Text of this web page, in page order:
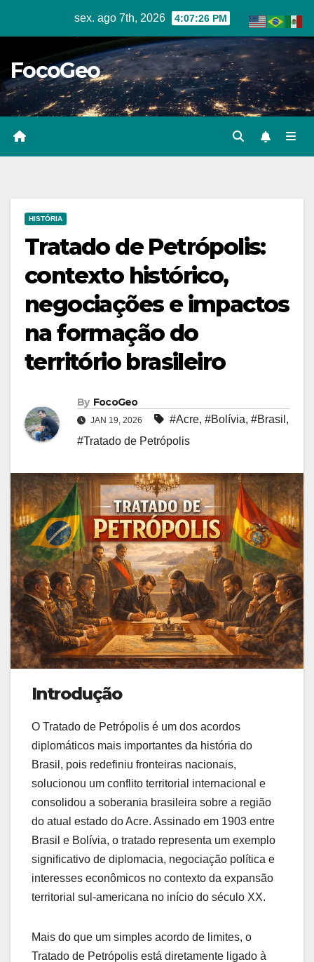
sex. ago 7th, 2026 4:07:27 PM
FocoGeo
HISTÓRIA
Tratado de Petrópolis:
contexto histórico,
negociações e impactos
na formação do
território brasileiro
By FocoGeo
JAN 19, 2026 #Acre, #Bolívia, #Brasil ,
#Tratado de Petrópolis
Introdução
O Tratado de Petrópolis é um dos acordos
diplomáticos mais importantes da história do
Brasil, pois redefiniu fronteiras nacionais,
solucionou um conflito territorial internacional e
consolidou a soberania brasileira sobre a região
do atual estado do Acre. Assinado em 1903 entre
Brasil e Bolívia, o tratado representa um exemplo
significativo de diplomacia, negociação política e
interesses econômicos no contexto da expansão
territorial sul-americana no início do século XX.
Mais do que um simples acordo de limites, o
Tratado de Petrópolis está diretamente ligado à